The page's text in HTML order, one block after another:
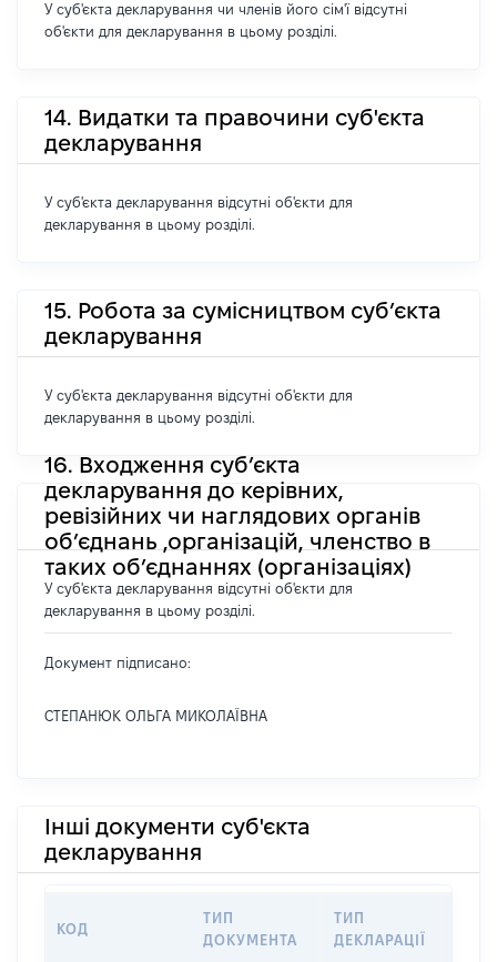
У суб'єкта декларування чи членів його сім'ї відсутні
об'єкти для декларування в цьому розділі.
14. Видатки та правочини суб'єкта
декларування
У суб'єкта декларування відсутні об'єкти для
декларування в цьому розділі.
15. Робота за сумісництвом суб’єкта
декларування
У суб'єкта декларування відсутні об'єкти для
декларування в цьому розділі.
16. Входження суб’єкта
декларування до керівних,
ревізійних чи наглядових органів
об’єднань ,організацій, членство в
таких об’єднаннях (організаціях)
У суб'єкта декларування відсутні об'єкти для
декларування в цьому розділі.
Документ підписано:
СТЕПАНЮК ОЛЬГА МИКОЛАЇВНА
Інші документи суб'єкта
декларування
КОД
ТИП
ДОКУМЕНТА
ТИП
ДЕКЛАРАЦІЇ